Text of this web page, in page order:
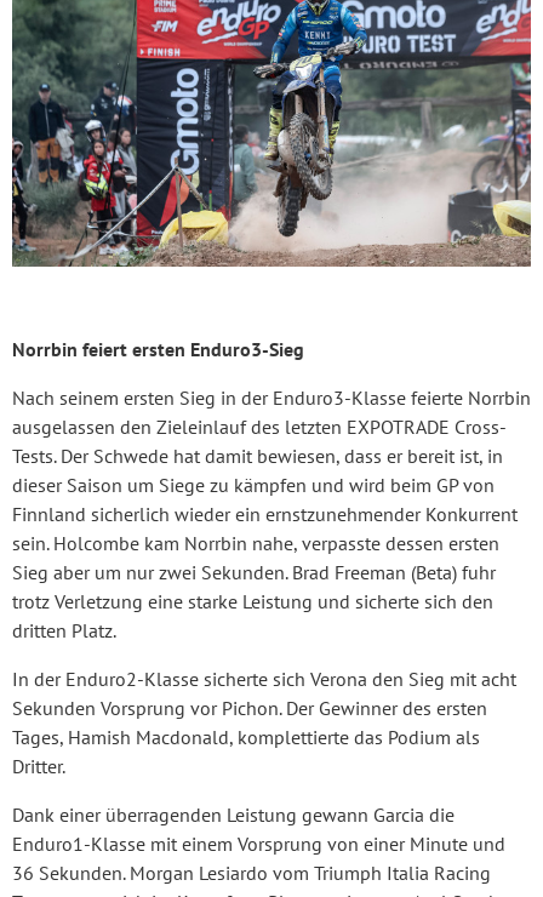
Norrbin feiert ersten Enduro3-Sieg
Nach seinem ersten Sieg in der Enduro3-Klasse feierte Norrbin
ausgelassen den Zieleinlauf des letzten EXPOTRADE Cross-
Tests. Der Schwede hat damit bewiesen, dass er bereit ist, in
dieser Saison um Siege zu kämpfen und wird beim GP von
Finnland sicherlich wieder ein ernstzunehmender Konkurrent
sein. Holcombe kam Norrbin nahe, verpasste dessen ersten
Sieg aber um nur zwei Sekunden. Brad Freeman (Beta) fuhr
trotz Verletzung eine starke Leistung und sicherte sich den
dritten Platz.
In der Enduro2-Klasse sicherte sich Verona den Sieg mit acht
Sekunden Vorsprung vor Pichon. Der Gewinner des ersten
Tages, Hamish Macdonald, komplettierte das Podium als
Dritter.
Dank einer überragenden Leistung gewann Garcia die
Enduro1-Klasse mit einem Vorsprung von einer Minute und
36 Sekunden. Morgan Lesiardo vom Triumph Italia Racing